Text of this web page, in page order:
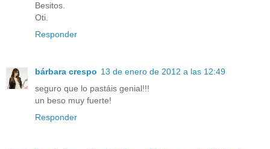
Besitos.
Oti.
Responder
bárbara crespo 13 de enero de 2012 a las 12:49
seguro que lo pastáis genial!!!
un beso muy fuerte!
Responder